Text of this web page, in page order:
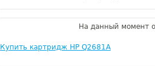
На данный момент
Купить картридж HP Q2681A